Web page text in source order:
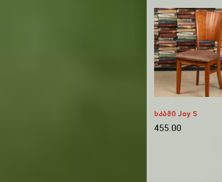
Სკამი Joy S
455.00